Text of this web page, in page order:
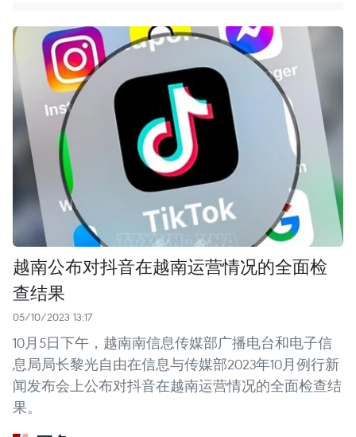
越南公布对抖音在越南运营情况的全面检
查结果
05/10/2023 13:17
10月5日下午，越南南信息传媒部广播电台和电子信
息局局长黎光自由在信息与传媒部2023年10月例行新
闻发布会上公布对抖音在越南运营情况的全面检查结
果。